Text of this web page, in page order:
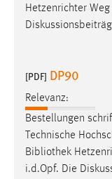
Hetzenrichter
[PDF] DP90
Relevanz:
Bestellungen
Technische
Bibliothek
i.d.Opf. Die
Matomo
Zugriffsstatistik
Cookie
Max. 13 Monate